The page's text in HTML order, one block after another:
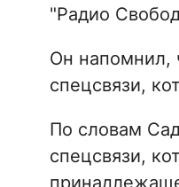
"Радио
Он напомнил,
спецсвязи,
По словам
спецсвязи,